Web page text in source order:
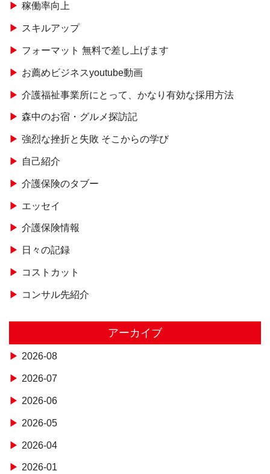
稼働率向上
スキルアップ
フォーマット 無料で差し上げます
お薦めビジネスyoutube動画
介護福祉事業所にとって、かなり有効な採用方法
森中のお宿・グルメ探訪記
強烈な挫折と失敗 そこからの学び
自己紹介
介護保険のタブー
エッセイ
介護保険情報
日々の記録
コストカット
コンサル先紹介
アーカイブ
2026-08
2026-07
2026-06
2026-05
2026-04
2026-01